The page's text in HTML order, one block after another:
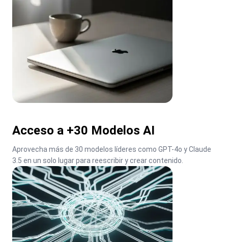
Acceso a +30 Modelos AI
Aprovecha más de 30 modelos líderes como GPT-4o y Claude
3.5 en un solo lugar para reescribir y crear contenido.